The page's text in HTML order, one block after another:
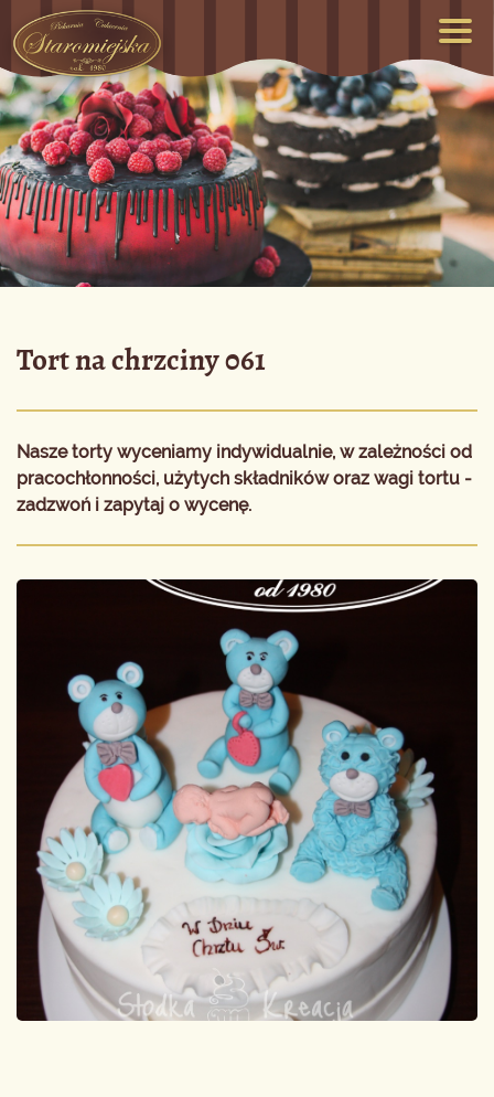
Tort na chrzciny 061
Nasze torty wyceniamy indywidualnie, w zależności od
pracochłonności, użytych składników oraz wagi tortu -
zadzwoń i zapytaj o wycenę.